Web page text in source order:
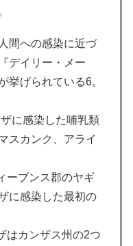
間への感染に近づ
デイリー・メー
挙げられている6。
に感染した哺乳類
スカンク、アライ
ーブンス郡のヤギ
に感染した最初の
はカンザス州の2つ